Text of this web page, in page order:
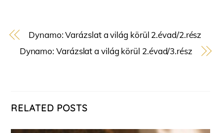
Dynamo: Varázslat a világ körül 2.évad/2.rész
Dynamo: Varázslat a világ körül 2.évad/3.rész
RELATED POSTS